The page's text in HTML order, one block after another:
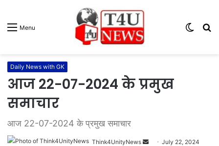
Menu
Switch
Daily News with GK
आज 22-07-2024 के प्रमुख
समाचार
आज 22-07-2024 के प्रमुख समाचार
Think4UnityNews July 22, 2024